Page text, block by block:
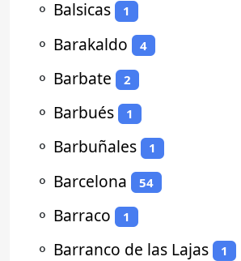
⚬ Balsicas 1
⚬ Barakaldo 4
⚬ Barbate 2
⚬ Barbués 1
⚬ Barbuñales 1
⚬ Barcelona 54
⚬ Barraco 1
⚬ Barranco de las Lajas 1